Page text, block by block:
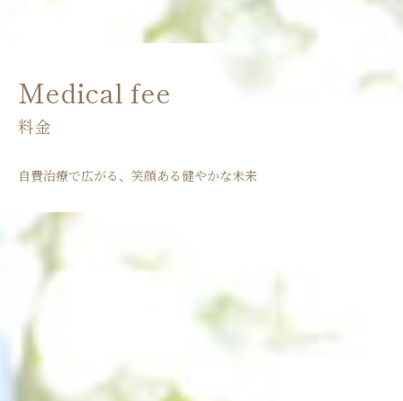
Medical fee
料金
自費治療で広がる、笑顔ある健やかな未来